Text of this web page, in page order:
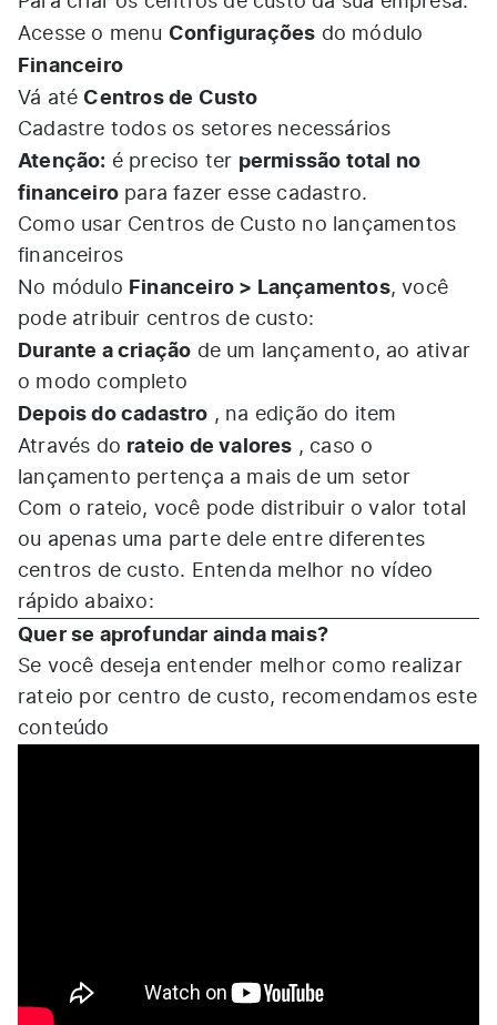
Acesse o menu Configurações do módulo
Financeiro
Vá até Centros de Custo
Cadastre todos os setores necessários
Atenção: é preciso ter permissão total no
financeiro para fazer esse cadastro.
Como usar Centros de Custo no lançamentos
financeiros
No módulo Financeiro > Lançamentos, você
pode atribuir centros de custo:
Durante a criação de um lançamento, ao ativar
o modo completo
Depois do cadastro , na edição do item
Através do rateio de valores , caso o
lançamento pertença a mais de um setor
Com o rateio, você pode distribuir o valor total
ou apenas uma parte dele entre diferentes
centros de custo. Entenda melhor no vídeo
rápido abaixo:
Quer se aprofundar ainda mais?
Se você deseja entender melhor como realizar
rateio por centro de custo, recomendamos este
conteúdo